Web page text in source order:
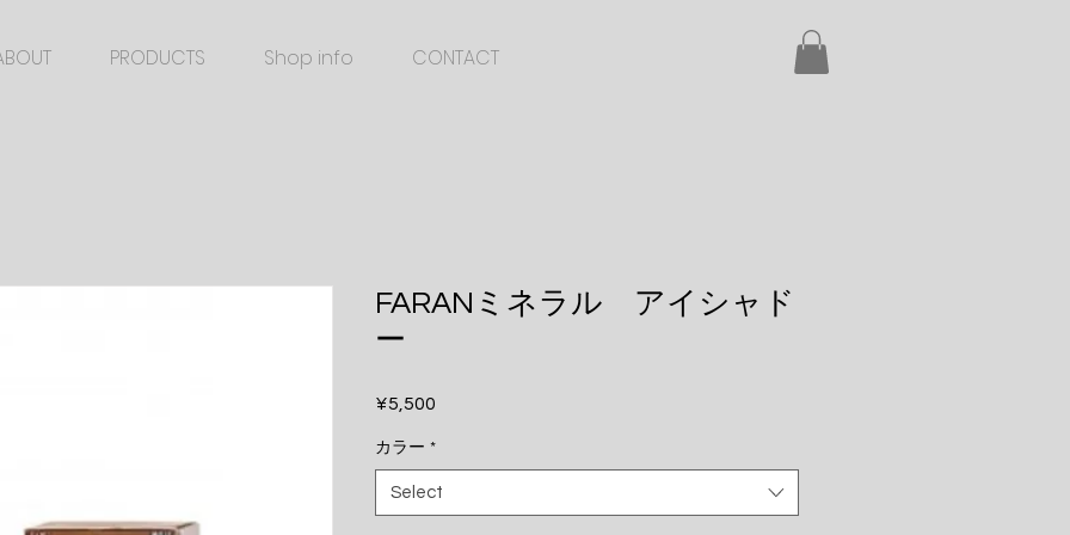
PRODUCTS Shop info CONTACT
FARANミネラル アイシャド
ー
¥5,500
カラー *
Select